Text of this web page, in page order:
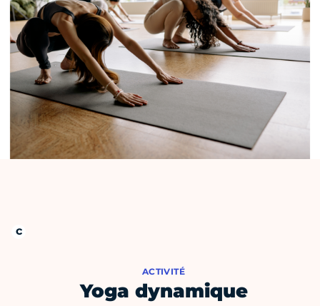
ACTIVITÉ
Yoga dynamique